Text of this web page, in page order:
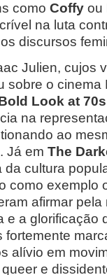
como Coffy ou
na luta
discursos
Julien, cujos
sobre o
Look at
na
ao
Já em The
da cultura
como exemplo
afirmar
e a glorificação
fortemente
alívio em
e